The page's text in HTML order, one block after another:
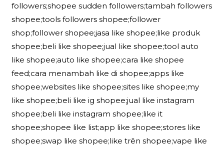
followers;shopee sudden followers;tambah followers
shopee;tools followers shopee;follower
shop;follower shopee;jasa like shopee;like produk
shopee;beli like shopee;jual like shopee;tool auto
like shopee;auto like shopee;cara like shopee
feed;cara menambah like di shopee;apps like
shopee;websites like shopee;sites like shopee;my
like shopee;beli like ig shopee;jual like instagram
shopee;beli like instagram shopee;like it
shopee;shopee like list;app like shopee;stores like
shopee;swap like shopee;like trên shopee;vape like